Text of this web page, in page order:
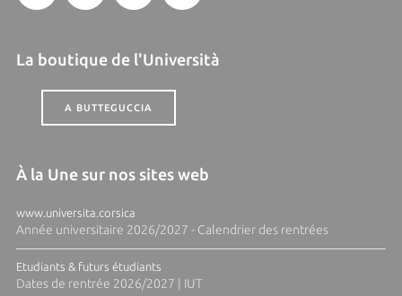
La boutique de l'Università
A BUTTEGUCCIA
À la Une sur nos sites web
www.universita.corsica
Année universitaire 2026/2027 - Calendrier des rentrées
Etudiants & futurs étudiants
Dates de rentrée 2026/2027 | IUT